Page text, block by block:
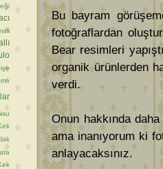
Bu bayram
fotoğraflardan
Bear resimleri
organik ürünlerden
verdi.
Onun hakkında
ama inanıyorum ki
anlayacaksınız.